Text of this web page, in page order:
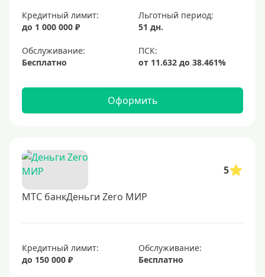
Кредитный лимит:
до 1 000 000 ₽
Льготный период:
51 дн.
Обслуживание:
Бесплатно
Оформить
5
МТС банкДеньги Zero МИР
Кредитный лимит:
до 150 000 ₽
Обслуживание:
Бесплатно